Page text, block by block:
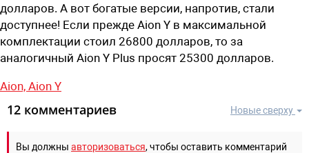
долларов. А вот богатые версии, напротив, стали
доступнее! Если прежде Aion Y в максимальной
комплектации стоил 26800 долларов, то за
аналогичный Aion Y Plus просят 25300 долларов.
Aion, Aion Y
Новые сверху
12 комментариев
Вы должны авторизоваться, чтобы оставить комментарий